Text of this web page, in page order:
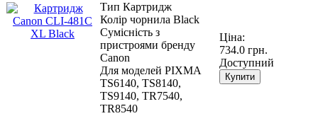
Тип Картридж
Колір чорнила Black
Сумісність з
пристроями бренду
Canon
Для моделей PIXMA
TS6140, TS8140,
TS9140, TR7540,
TR8540
Ціна:
734.0 грн.
Доступний
Купити